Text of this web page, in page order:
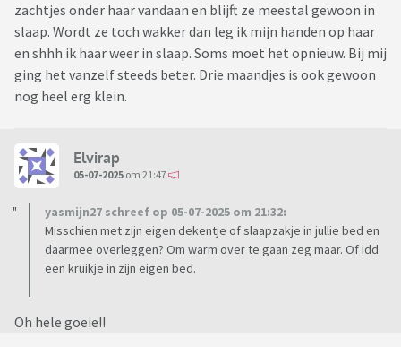
zachtjes onder haar vandaan en blijft ze meestal gewoon in
slaap. Wordt ze toch wakker dan leg ik mijn handen op haar
en shhh ik haar weer in slaap. Soms moet het opnieuw. Bij mij
ging het vanzelf steeds beter. Drie maandjes is ook gewoon
nog heel erg klein.
Elvirap
05-07-2025 om 21:47
yasmijn27 schreef op 05-07-2025 om 21:32:
Misschien met zijn eigen dekentje of slaapzakje in jullie bed en
daarmee overleggen? Om warm over te gaan zeg maar. Of idd
een kruikje in zijn eigen bed.
Oh hele goeie!!